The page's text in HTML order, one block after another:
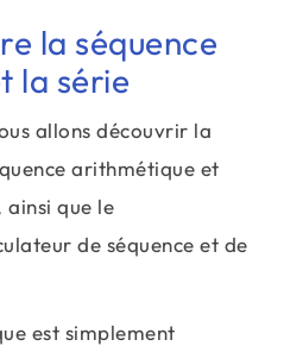
la séquence
la série
allons découvrir la
arithmétique et
ainsi que le
de séquence et de
est simplement